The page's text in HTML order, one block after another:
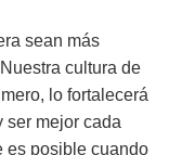
sean más
cultura de
lo fortalecerá
ser mejor cada
es posible cuando